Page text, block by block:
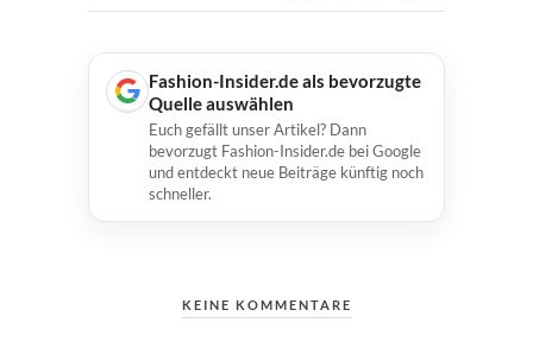
Fashion-Insider.de als bevorzugte
Quelle auswählen
Euch gefällt unser Artikel? Dann
bevorzugt Fashion-Insider.de bei Google
und entdeckt neue Beiträge künftig noch
schneller.
KEINE KOMMENTARE